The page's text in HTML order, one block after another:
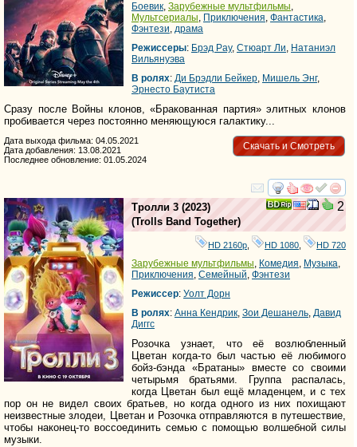
Боевик, Зарубежные мультфильмы,
Мультсериалы, Приключения, Фантастика,
Фэнтези, драма
Режиссеры: Брэд Рау, Стюарт Ли, Натаниэл
Вильянуэва
В ролях: Ди Брэдли Бейкер, Мишель Энг,
Эрнесто Баутиста
Сразу после Войны клонов, «Бракованная партия» элитных клонов
пробивается через постоянно меняющуюся галактику...
Скачать и Смотреть
Дата выхода фильма: 04.05.2021
Дата добавления: 13.08.2021
Последнее обновление: 01.05.2024
смотреть
2
Тролли 3 (2023)
(Trolls Band Together)
HD 2160р HD 1080 HD 720
Зарубежные мультфильмы, Комедия, Музыка,
Приключения, Семейный, Фэнтези
Режиссер: Уолт Дорн
В ролях: Анна Кендрик, Зои Дешанель, Давид
Диггс
Розочка узнает, что её возлюбленный
Цветан когда-то был частью её любимого
бойз-бэнда «Братаны» вместе со своими
четырьмя братьями. Группа распалась,
когда Цветан был ещё младенцем, и с тех
пор он не видел своих братьев, но когда одного из них похищают
неизвестные злодеи, Цветан и Розочка отправляются в путешествие,
чтобы наконец-то воссоединить семью с помощью волшебной силы
музыки.